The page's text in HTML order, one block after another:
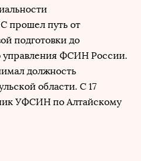
прошел путь от
подготовки до
управления ФСИН России.
должность
области. С 17
УФСИН по Алтайскому